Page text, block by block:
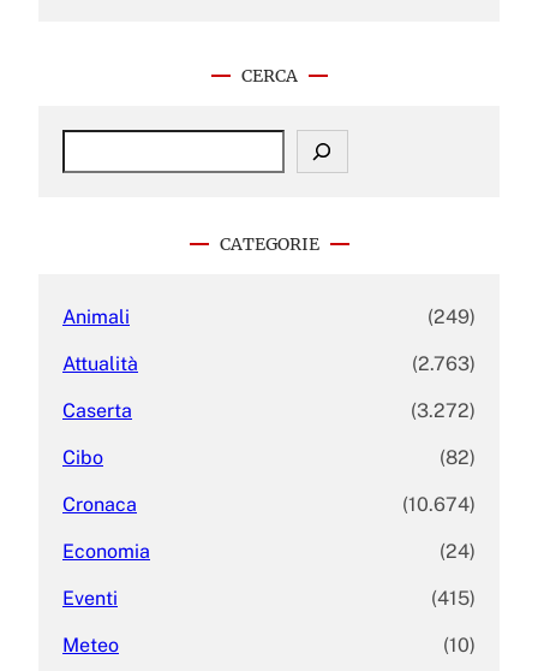
CERCA
S
CATEGORIE
Animali (249)
Attualità (2.763)
Caserta (3.272)
Cibo (82)
Cronaca (10.674)
Economia (24)
Eventi (415)
Meteo (10)